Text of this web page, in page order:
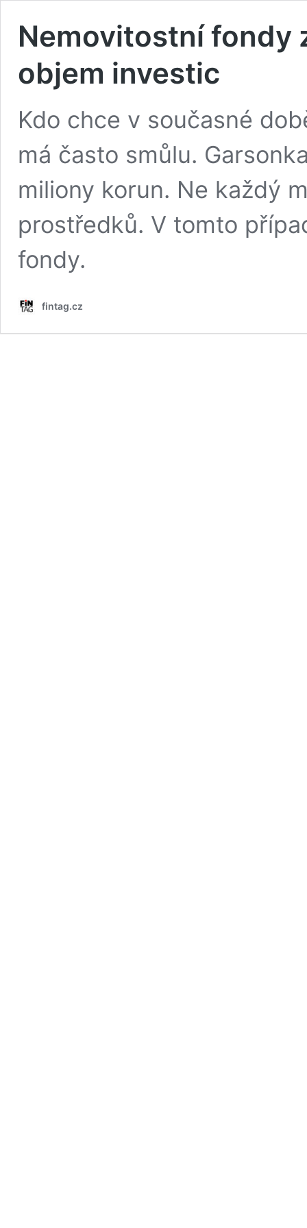
Nemovitostní fondy
objem investic
Kdo chce v současné
má často smůlu.
miliony korun. Ne každý
prostředků. V tomto
fondy.
fintag.cz